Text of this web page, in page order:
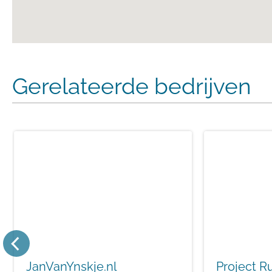
Gerelateerde bedrijven
JanVanYnskje.nl Project